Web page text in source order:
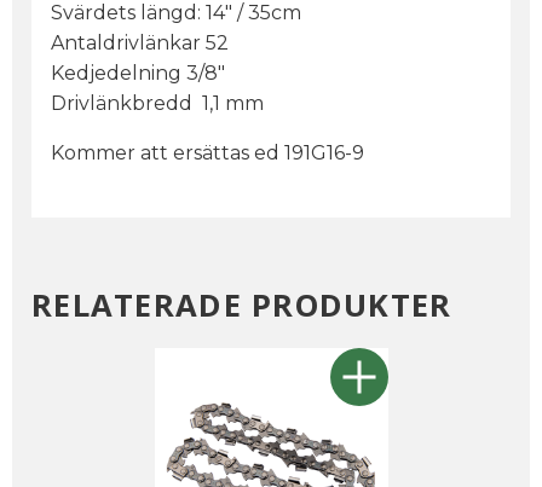
Svärdets längd: 14" / 35cm
Antaldrivlänkar 52
Kedjedelning 3/8"
Drivlänkbredd 1,1 mm
Kommer att ersättas ed 191G16-9
RELATERADE PRODUKTER